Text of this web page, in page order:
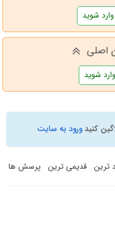
وارد شوید
اصلی
وارد شوید
کنیدورود به سایت
ترین قدیمی ترین پرسش ها